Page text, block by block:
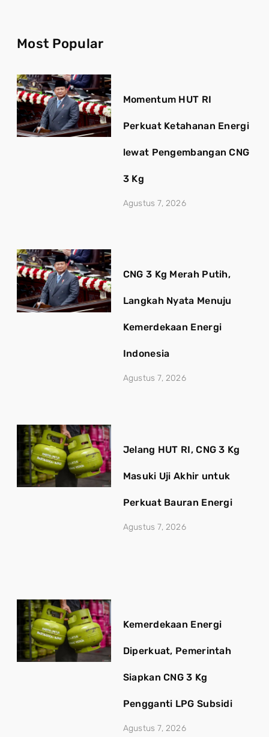
Most Popular
Momentum HUT RI
Perkuat Ketahanan Energi
lewat Pengembangan CNG
3 Kg
Agustus 7, 2026
CNG 3 Kg Merah Putih,
Langkah Nyata Menuju
Kemerdekaan Energi
Indonesia
Agustus 7, 2026
Jelang HUT RI, CNG 3 Kg
Masuki Uji Akhir untuk
Perkuat Bauran Energi
Agustus 7, 2026
Kemerdekaan Energi
Diperkuat, Pemerintah
Siapkan CNG 3 Kg
Pengganti LPG Subsidi
Agustus 7, 2026